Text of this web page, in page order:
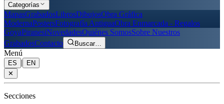
Categorías
MapasGrabadosLibrosDibujosObra Gráfica
ModernaPostersFotografía AntiguaObra Enmarcada - Regalos
GoyaPiranesiNovedadesQuiénes SomosSobre Nuestros
GrabadosContacto Buscar…
Menú
ES |
EN
✕
Secciones